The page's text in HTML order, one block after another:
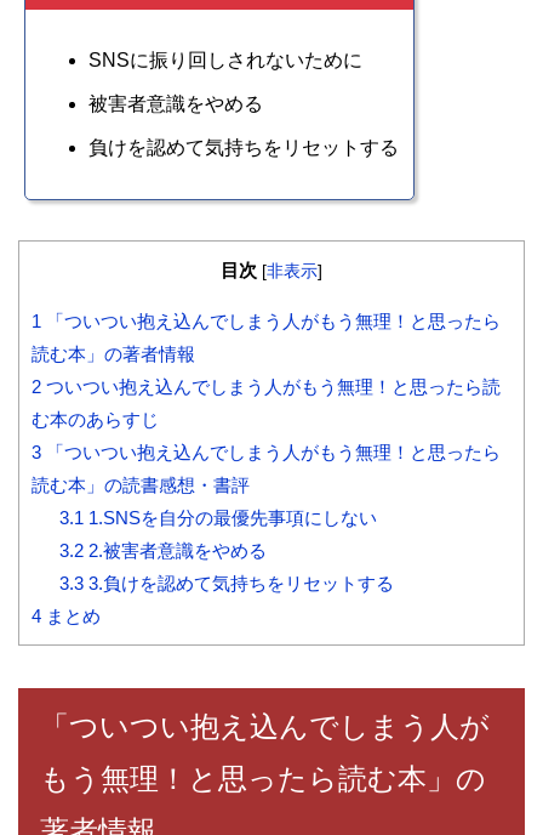
SNSに振り回しされないために
被害者意識をやめる
負けを認めて気持ちをリセットする
目次 [非表示]
1 「ついつい抱え込んでしまう人がもう無理！と思ったら
読む本」の著者情報
2 ついつい抱え込んでしまう人がもう無理！と思ったら読
む本のあらすじ
3 「ついつい抱え込んでしまう人がもう無理！と思ったら
読む本」の読書感想・書評
3.1 1.SNSを自分の最優先事項にしない
3.22.被害者意識をやめる
3.33.負けを認めて気持ちをリセットする
4 まとめ
「ついつい抱え込んでしまう人が
もう無理！と思ったら読む本」の